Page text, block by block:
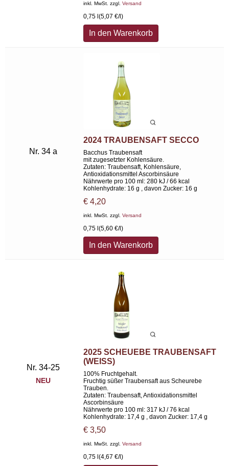
inkl. MwSt. zzgl. Versand
0,75 l (5,07 €/l)
In den Warenkorb
Nr. 34 a
2024 TRAUBENSAFT SECCO
Bacchus Traubensaft
mit zugesetzter Kohlensäure.
Zutaten: Traubensaft, Kohlensäure,
Antioxidationsmittel Ascorbinsäure
Nährwerte pro 100 ml: 280 kJ / 66 kcal
Kohlenhydrate: 16 g , davon Zucker: 16 g
€ 4,20
inkl. MwSt. zzgl. Versand
0,75 l (5,60 €/l)
In den Warenkorb
Nr. 34-25
NEU
2025 SCHEUEBE TRAUBENSAFT
(WEISS)
100% Fruchtgehalt.
Fruchtig süßer Traubensaft aus Scheurebe
Trauben.
Zutaten: Traubensaft, Antioxidationsmittel
Ascorbinsäure
Nährwerte pro 100 ml: 317 kJ / 76 kcal
Kohlenhydrate: 17,4 g , davon Zucker: 17,4 g
€ 3,50
inkl. MwSt. zzgl. Versand
0,75 l (4,67 €/l)